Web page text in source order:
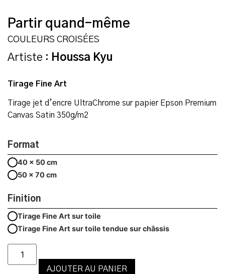
Partir quand-même
COULEURS CROISÉES
Artiste : Houssa Kyu
Tirage Fine Art
Tirage jet d’encre UltraChrome sur papier Epson Premium
Canvas Satin 350g/m2
Format
40 x 50 cm
50 x 70 cm
Finition
Tirage Fine Art sur toile
Tirage Fine Art sur toile tendue sur châssis
AJOUTER AU PANIER